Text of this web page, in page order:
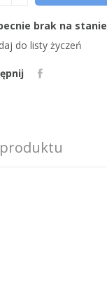
brak na stanie
do listy życzeń
produktu